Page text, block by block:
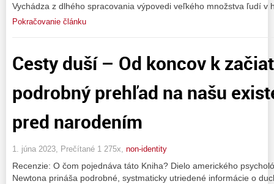
Vychádza z dlhého spracovania výpovedi veľkého množstva ľudí
Pokračovanie článku
Cesty duší – Od koncov k
podrobný prehľad na našu
pred narodením
1. júna 2023, Prečítané 1 275x, non-identity
Recenzie: O čom pojednáva táto Kniha? Dielo amerického
Newtona prináša podrobné, systmaticky utriedené informácie o